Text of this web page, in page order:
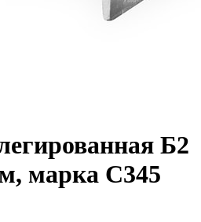
Б2
марка С345